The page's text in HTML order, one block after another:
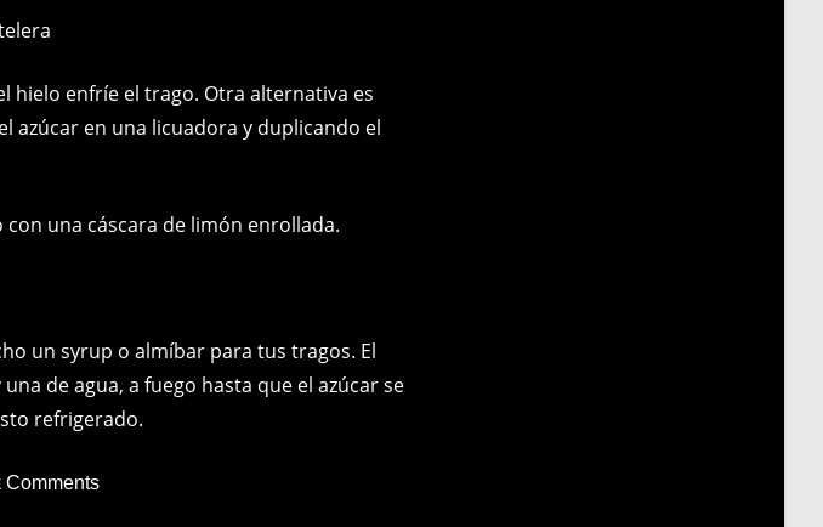
hielo enfríe el trago. Otra alternativa es
azúcar en una licuadora y duplicando el
una cáscara de limón enrollada.
un syrup o almíbar para tus tragos. El
de agua, a fuego hasta que el azúcar se
refrigerado.
Comments